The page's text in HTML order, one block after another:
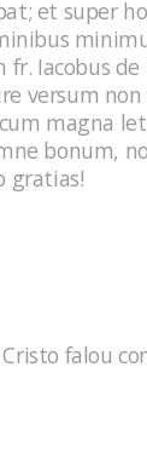
et super
Iacobus de
versum
magna
bonum,
gratias!
falou